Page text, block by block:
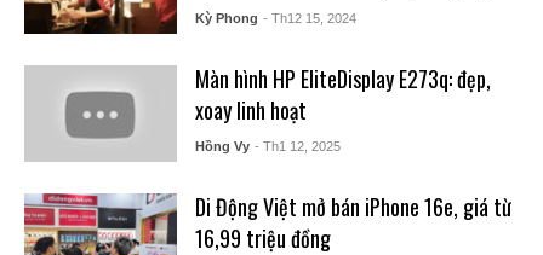
Kỳ Phong - Th12 15, 2024
Màn hình HP EliteDisplay E273q: đẹp,
xoay linh hoạt
Hồng Vy - Th1 12, 2025
Di Động Việt mở bán iPhone 16e, giá từ
16,99 triệu đồng